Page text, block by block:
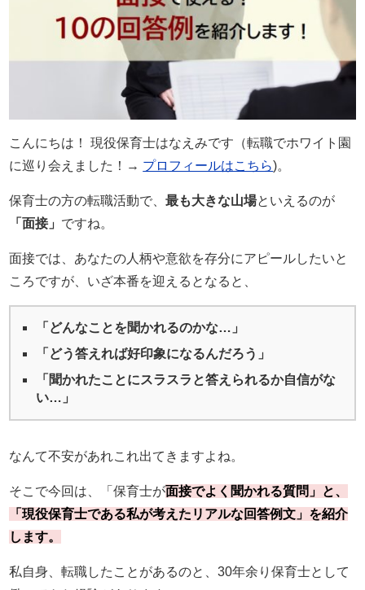
こんにちは！ 現役保育士はなえみです（転職でホワイト園
に巡り会えました！→ プロフィールはこちら)。
保育士の方の転職活動で、最も大きな山場といえるのが
「面接」 ですね。
面接では、あなたの人柄や意欲を存分にアピールしたいと
ころですが、いざ本番を迎えるとなると、
「どんなことを聞かれるのかな…」
「どう答えれば好印象になるんだろう」
「聞かれたことにスラスラと答えられるか自信がな
い…」
なんて不安があれこれ出てきますよね。
そこで今回は、「保育士が面接でよく聞かれる質問」と、
「現役保育士である私が考えたリアルな回答例文」を紹介
します。
私自身、転職したことがあるのと、30年余り保育士として